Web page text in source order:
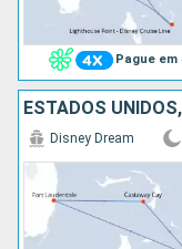
Pague em
ESTADOS
Disney Dream